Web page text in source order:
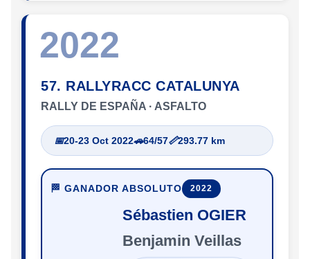
2022
57. RALLYRACC CATALUNYA
RALLY DE ESPAÑA · ASFALTO
📅20-23 Oct 2022🚗64/57📏293.77 km
🏁 GANADOR ABSOLUTO 2022
Sébastien OGIER
Benjamin Veillas